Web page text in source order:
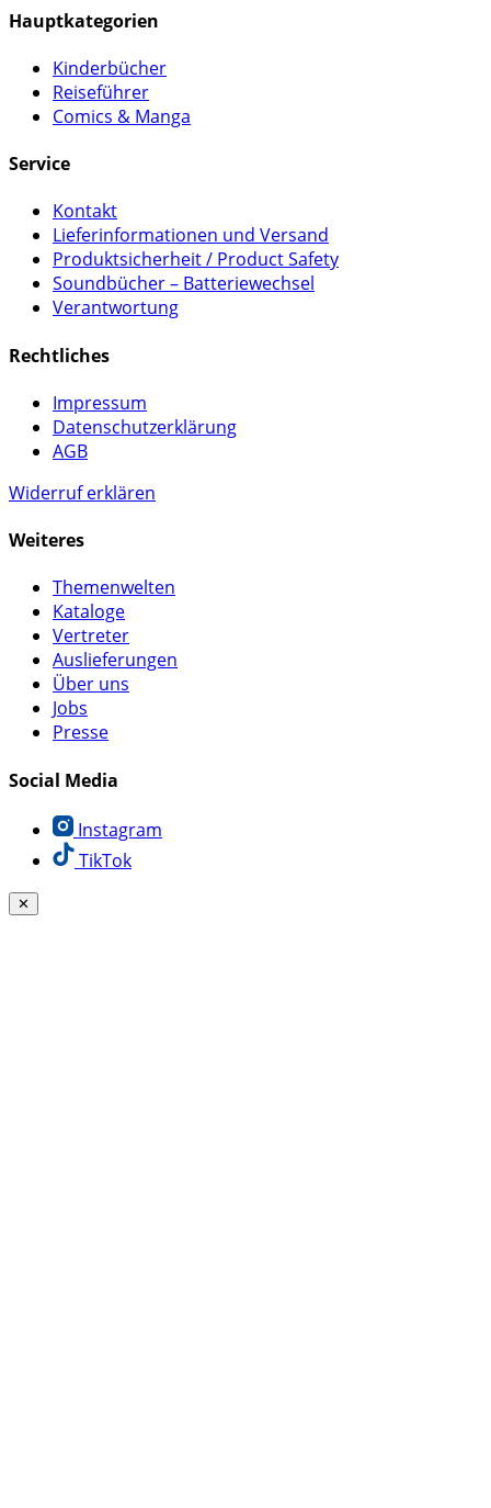
Hauptkategorien
Kinderbücher
Reiseführer
Comics & Manga
Service
Kontakt
Lieferinformationen und Versand
Produktsicherheit / Product Safety
Soundbücher – Batteriewechsel
Verantwortung
Rechtliches
Impressum
Datenschutzerklärung
AGB
Widerruf erklären
Weiteres
Themenwelten
Kataloge
Vertreter
Auslieferungen
Über uns
Jobs
Presse
Social Media
Instagram
TikTok
✕